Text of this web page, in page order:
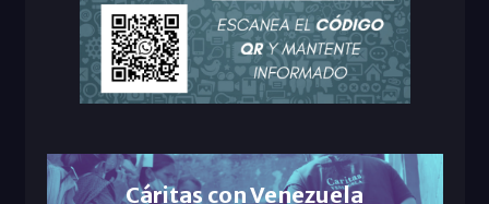
Cáritas con Venezuela